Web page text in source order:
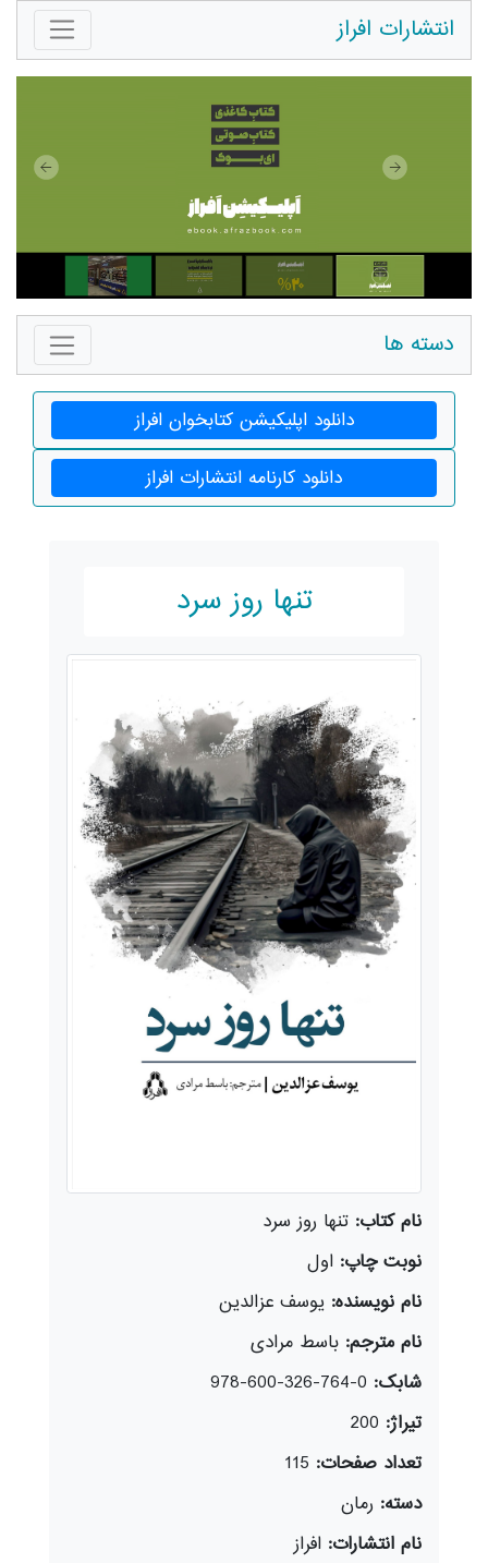
انتشارات افراز
دسته ها
دانلود اپلیکیشن کتابخوان افراز
دانلود کارنامه انتشارات افراز
تنها روز سرد
نام کتاب: تنها روز سرد
نوبت چاپ: اول
نام نویسنده: یوسف عزالدین
نام مترجم: باسط مرادی
شابک: 0-764-326-600-978
تیراژ: 200
تعداد صفحات: 115
دسته: رمان
نام انتشارات: افراز